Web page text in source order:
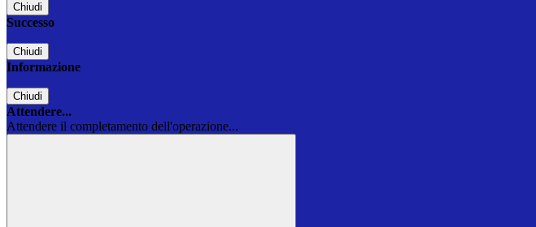
Chiudi
Successo
Chiudi
Informazione
Chiudi
Attendere...
Attendere il completamento dell'operazione...